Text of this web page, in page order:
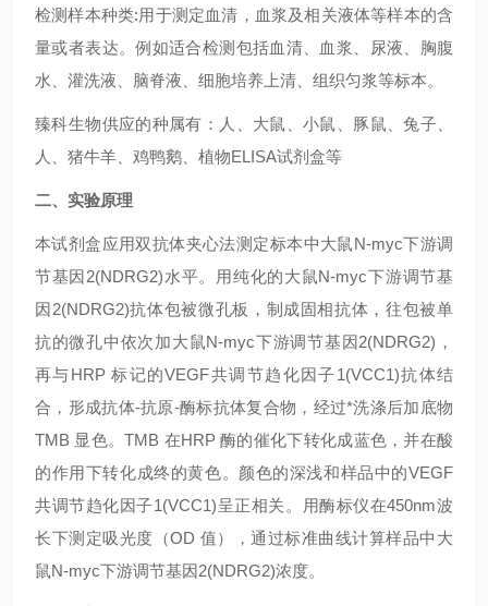
检测样本种类:用于测定血清，血浆及相关液体等样本的含
量或者表达。例如适合检测包括血清、血浆、尿液、胸腹
水、灌洗液、脑脊液、细胞培养上清、组织匀浆等标本。
臻科生物供应的种属有：人、大鼠、小鼠、豚鼠、兔子、
人、猪牛羊、鸡鸭鹅、植物ELISA试剂盒等
二、实验原理
本试剂盒应用双抗体夹心法测定标本中大鼠N-myc下游调
节基因2(NDRG2)水平。用纯化的大鼠N-myc下游调节基
因2(NDRG2)抗体包被微孔板，制成固相抗体，往包被单
抗的微孔中依次加大鼠N-myc下游调节基因2(NDRG2) ，
再与HRP 标记的VEGF共调节趋化因子1(VCC1)抗体结
合，形成抗体-抗原-酶标抗体复合物，经过*洗涤后加底物
TMB 显色。TMB 在HRP 酶的催化下转化成蓝色，并在酸
的作用下转化成终的黄色。颜色的深浅和样品中的VEGF
共调节趋化因子1(VCC1)呈正相关。用酶标仪在450nm波
长下测定吸光度（OD 值），通过标准曲线计算样品中 大
鼠N-myc下游调节基因2(NDRG2)浓度。